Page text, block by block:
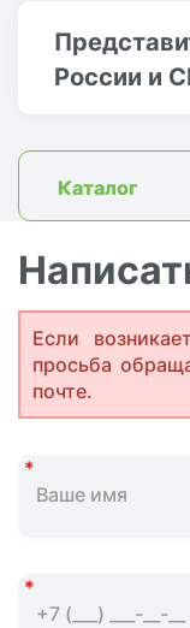
России и
Каталог
Если
просьба
почте.